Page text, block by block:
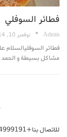
فطائر السوفلي
Admin نوفمبر 10, 2014
فطائر السوفليالسلام
مشاكل بسيطة و
للاتصال بنا+212614999191